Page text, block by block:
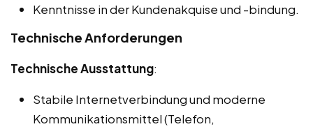
Kenntnisse in der Kundenakquise und -bindung.
Technische Anforderungen
Technische Ausstattung:
Stabile Internetverbindung und moderne
Kommunikationsmittel (Telefon,